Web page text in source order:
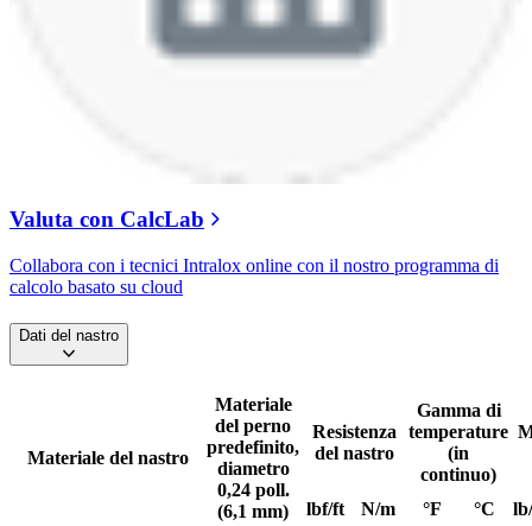
Valuta con CalcLab
Collabora con i tecnici Intralox online con il nostro programma di
calcolo basato su cloud
Dati del nastro
Materiale del nastro
Materiale
del perno
predefinito,
diametro
0,24 poll.
(6,1 mm)
Resistenza
del nastro
Gamma di
temperature
(in
continuo)
lbf/ft N/m °F °C